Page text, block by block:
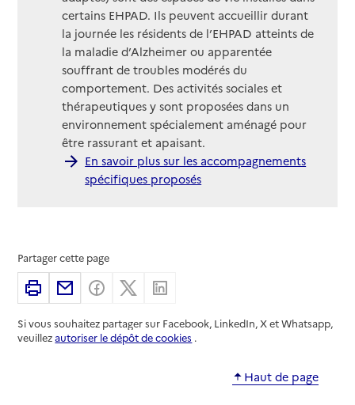
certains EHPAD. Ils peuvent accueillir durant
la journée les résidents de l’EHPAD atteints de
la maladie d’Alzheimer ou apparentée
souffrant de troubles modérés du
comportement. Des activités sociales et
thérapeutiques y sont proposées dans un
environnement spécialement aménagé pour
être rassurant et apaisant.
En savoir plus sur les accompagnements
spécifiques proposés
Partager cette page
ImprimerPartager par email
Partager sur Facebook
Partager sur X
Si vous souhaitez partager sur Facebook, LinkedIn, X et Whatsapp,
veuillezautoriser le dépôt de cookies .
Haut de page